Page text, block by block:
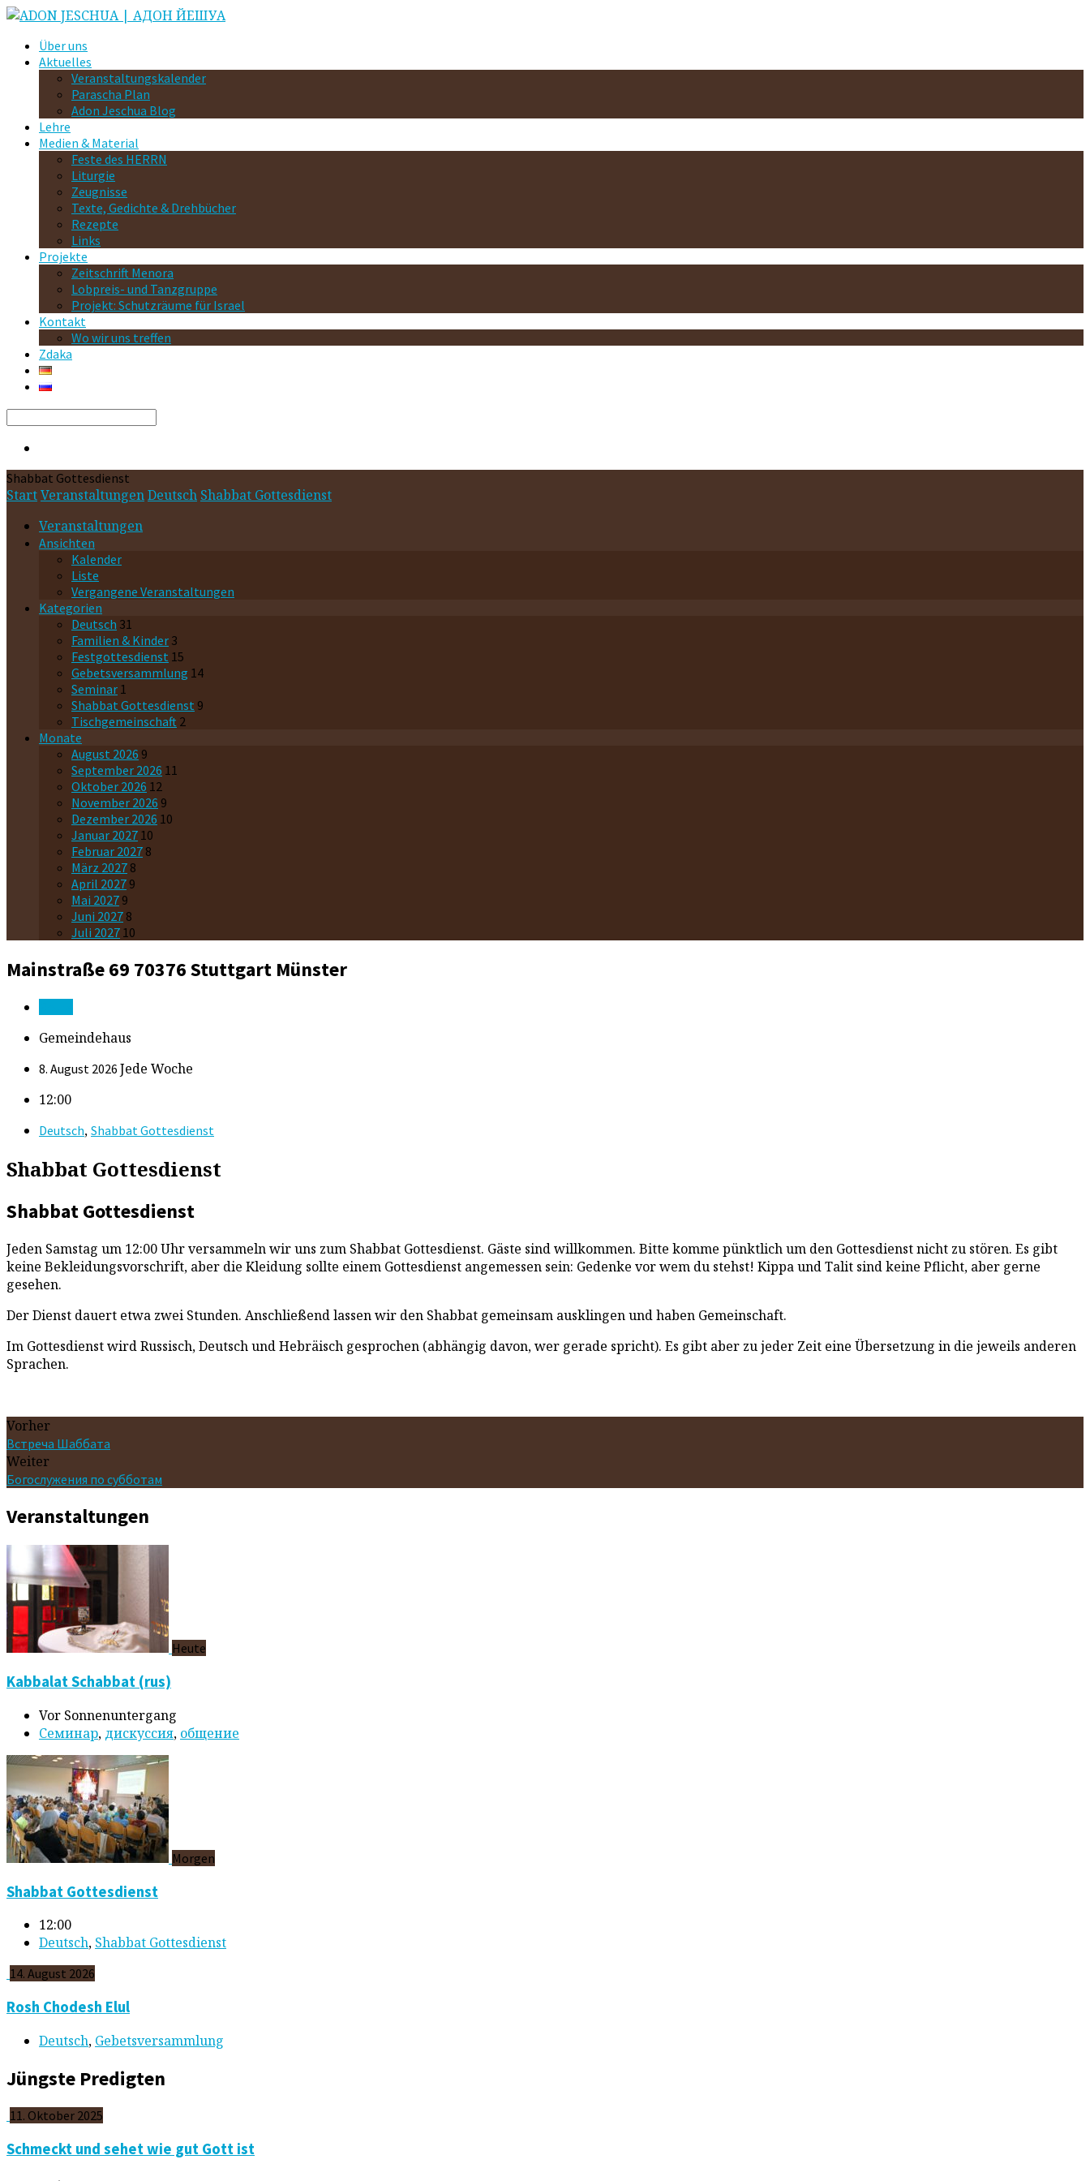
Über uns
Aktuelles
Veranstaltungskalender
Parascha Plan
Adon Jeschua Blog
Lehre
Medien & Material
Feste des HERRN
Liturgie
Zeugnisse
Texte, Gedichte & Drehbücher
Rezepte
Links
Projekte
Zeitschrift Menora
Lobpreis- und Tanzgruppe
Projekt: Schutzräume für Israel
Kontakt
Wo wir uns treffen
Zdaka
Search
Shabbat Gottesdienst
StartVeranstaltungenDeutsch Shabbat Gottesdienst
Veranstaltungen
Ansichten
Kalender
Liste
Vergangene Veranstaltungen
Kategorien
Deutsch 31
Familien & Kinder 3
Festgottesdienst 15
Gebetsversammlung 14
Seminar 1
Shabbat Gottesdienst 9
Tischgemeinschaft 2
Monate
August 2026 9
September 2026 11
Oktober 2026 12
November 2026 9
Dezember 2026 10
Januar 2027 10
Februar 2027 8
März 2027 8
April 2027 9
Mai 2027 9
Juni 2027 8
Juli 2027 10
Mainstraße 69 70376 Stuttgart Münster
Gemeindehaus
8. August 2026 Jede Woche
12:00
Deutsch, Shabbat Gottesdienst
Shabbat Gottesdienst
Shabbat Gottesdienst
Jeden Samstag um 12:00 Uhr versammeln wir uns zum Shabbat Gottesdienst. Gäste sind willkommen. Bitte komme pünktlich um den Gottesdienst nicht zu stören. Es gibt
keine Bekleidungsvorschrift, aber die Kleidung sollte einem Gottesdienst angemessen sein: Gedenke vor wem du stehst! Kippa und Talit sind keine Pflicht, aber gerne
gesehen.
Der Dienst dauert etwa zwei Stunden. Anschließend lassen wir den Shabbat gemeinsam ausklingen und haben Gemeinschaft.
Im Gottesdienst wird Russisch, Deutsch und Hebräisch gesprochen (abhängig davon, wer gerade spricht). Es gibt aber zu jeder Zeit eine Übersetzung in die jeweils anderen
Sprachen.
Vorher
Встреча Шаббата
Weiter
Богослужения по субботам
Veranstaltungen
Heute
Kabbalat Schabbat (rus)
Vor Sonnenuntergang
Cеминар, дискуссия, общение
Morgen
Shabbat Gottesdienst
12:00
Deutsch, Shabbat Gottesdienst
14. August 2026
Rosh Chodesh Elul
Deutsch, Gebetsversammlung
Jüngste Predigten
11. Oktober 2025
Schmeckt und sehet wie gut Gott ist